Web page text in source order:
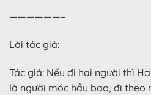
——————–
Lời tác giả:
Tác giả: Nếu đi hai người thì
là người móc hầu bao, đi theo